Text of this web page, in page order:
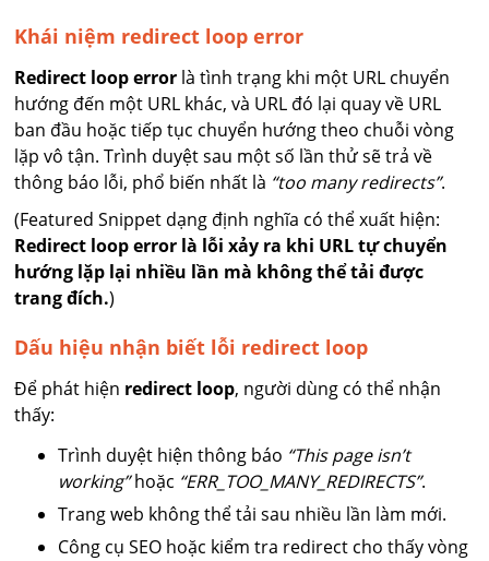
Khái niệm redirect loop error
Redirect loop error là tình trạng khi một URL chuyển
hướng đến một URL khác, và URL đó lại quay về URL
ban đầu hoặc tiếp tục chuyển hướng theo chuỗi vòng
lặp vô tận. Trình duyệt sau một số lần thử sẽ trả về
thông báo lỗi, phổ biến nhất là “too many redirects”.
(Featured Snippet dạng định nghĩa có thể xuất hiện:
Redirect loop error là lỗi xảy ra khi URL tự chuyển
hướng lặp lại nhiều lần mà không thể tải được
trang đích.)
Dấu hiệu nhận biết lỗi redirect loop
Để phát hiện redirect loop, người dùng có thể nhận
thấy:
Trình duyệt hiện thông báo “This page isn’t
working”hoặc “ERR_TOO_MANY_REDIRECTS”.
Trang web không thể tải sau nhiều lần làm mới.
Công cụ SEO hoặc kiểm tra redirect cho thấy vòng